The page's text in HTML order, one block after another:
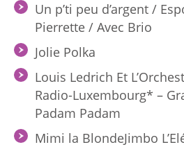
Un p’ti peu d’argent /
Pierrette / Avec Brio
Jolie Polka
Louis Ledrich Et
Radio-Luxembourg* –
Padam Padam
Mimi la BlondeJimbo